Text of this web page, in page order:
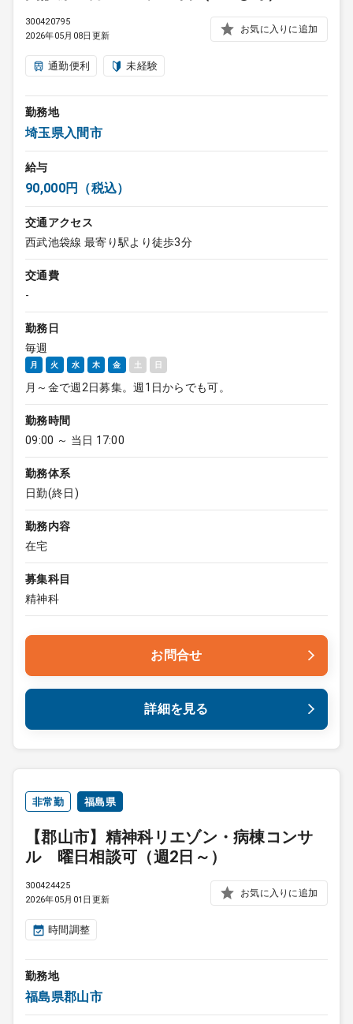
300420795
2026年05月08日更新
お気に入りに追加
通勤便利 未経験
勤務地
埼玉県入間市
給与
90,000円（税込）
交通アクセス
西武池袋線 最寄り駅より徒歩3分
交通費
-
勤務日
毎週
月 火 水 木 金 土 日
月～金で週2日募集。週1日からでも可。
勤務時間
09:00 ～ 当日 17:00
勤務体系
日勤(終日)
勤務内容
在宅
募集科目
精神科
お問合せ
詳細を見る
非常勤 福島県
【郡山市】精神科リエゾン・病棟コンサ
ル 曜日相談可（週2日～）
300424425
2026年05月01日更新
お気に入りに追加
時間調整
勤務地
福島県郡山市